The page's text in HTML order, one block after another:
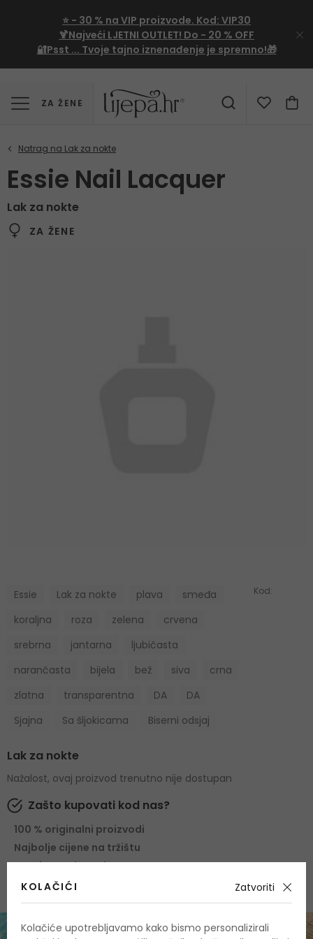
⭐ - 30 % na VIP proizvode. Kod: VIP30
🍹Najveći LJETNI OUTLET! Do - 20 % OFF
🔐Psst ... Tvoje tajno iznenađenje je spremno!🎁
ZA ŽENE
Essie Nail Lacquer
Lak za nokte
ZA ŽENE
Essie Lak za nokte plava
smeđa
koraljna
roza zelena
crvena
srebrna
jantarna
ljubičasta
narančasta
bijela bež siva
crna
zlatna
transparentna DA
DA
Sjajna
Sa šljokicama Biserni odsjaj
Kod:
Lak za nokte
Nažalost, ovaj proizvod trenutno nije dostupan
Zašto kupovati kod nas?
100 % originalni proizvodi
Najbolje cijene na tržištu
Brza i pouzdana dostava
KOLAČIĆI Zatvoriti
Kolačiće upotrebljavamo kako bismo personalizirali